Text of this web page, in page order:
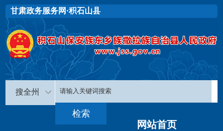
甘肃政务服务网·积石山县
搜全州
网站首页